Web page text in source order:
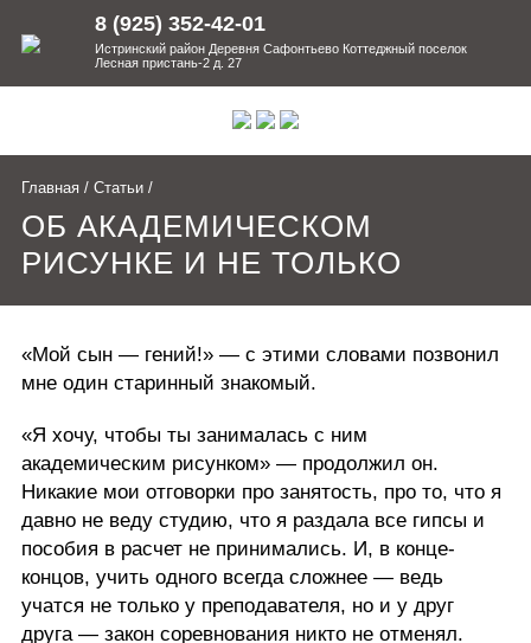
8 (925) 352-42-01
Истринский район Деревня Сафонтьево Коттеджный поселок
Лесная пристань-2 д. 27
Главная/ Статьи/
ОБ АКАДЕМИЧЕСКОМ
РИСУНКЕ И НЕ ТОЛЬКО
«Мой сын — гений!» — с этими словами позвонил
мне один старинный знакомый.
«Я хочу, чтобы ты занималась с ним
академическим рисунком» — продолжил он.
Никакие мои отговорки про занятость, про то, что я
давно не веду студию, что я раздала все гипсы и
пособия в расчет не принимались. И, в конце-
концов, учить одного всегда сложнее — ведь
учатся не только у преподавателя, но и у друг
друга — закон соревнования никто не отменял.